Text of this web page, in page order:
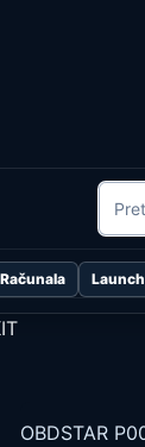
Računala Launch
OBDSTAR